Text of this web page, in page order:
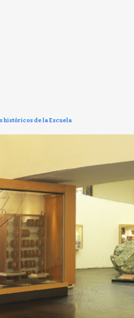
históricos de la Escuela